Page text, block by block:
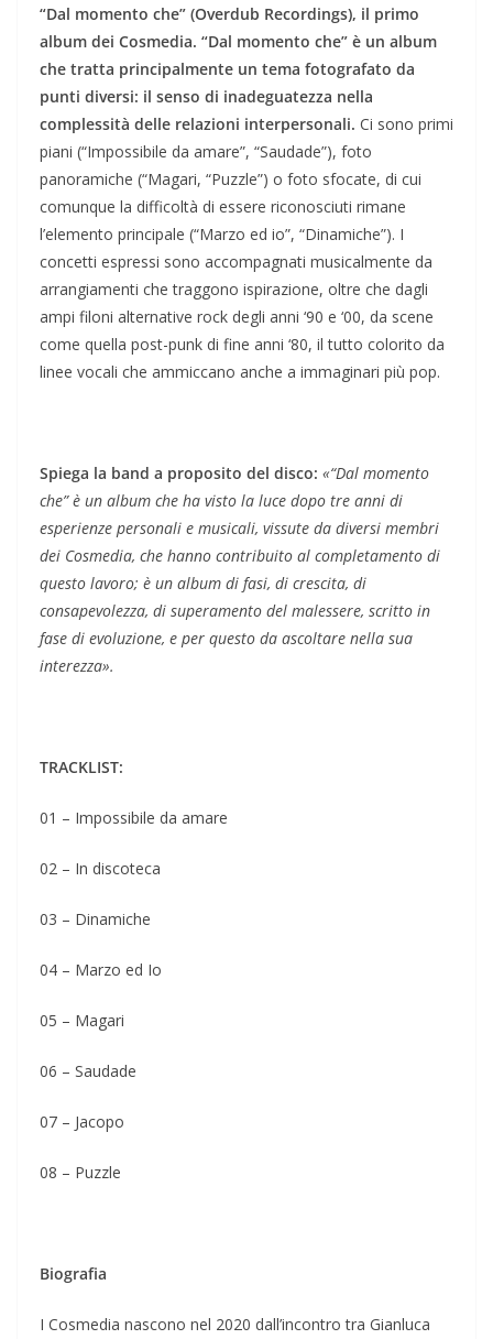
“Dal momento che” (Overdub Recordings), il primo
album dei Cosmedia. “Dal momento che” è un album
che tratta principalmente un tema fotografato da
punti diversi: il senso di inadeguatezza nella
complessità delle relazioni interpersonali. Ci sono primi
piani (“Impossibile da amare”, “Saudade”), foto
panoramiche (“Magari, “Puzzle”) o foto sfocate, di cui
comunque la difficoltà di essere riconosciuti rimane
l’elemento principale (“Marzo ed io”, “Dinamiche”). I
concetti espressi sono accompagnati musicalmente da
arrangiamenti che traggono ispirazione, oltre che dagli
ampi filoni alternative rock degli anni ‘90 e ‘00, da scene
come quella post-punk di fine anni ‘80, il tutto colorito da
linee vocali che ammiccano anche a immaginari più pop.
Spiega la band a proposito del disco: «“Dal momento
che” è un album che ha visto la luce dopo tre anni di
esperienze personali e musicali, vissute da diversi membri
dei Cosmedia, che hanno contribuito al completamento di
questo lavoro; è un album di fasi, di crescita, di
consapevolezza, di superamento del malessere, scritto in
fase di evoluzione, e per questo da ascoltare nella sua
interezza».
TRACKLIST:
01 – Impossibile da amare
02 – In discoteca
03 – Dinamiche
04 – Marzo ed Io
05 – Magari
06 – Saudade
07 – Jacopo
08 – Puzzle
Biografia
I Cosmedia nascono nel 2020 dall’incontro tra Gianluca